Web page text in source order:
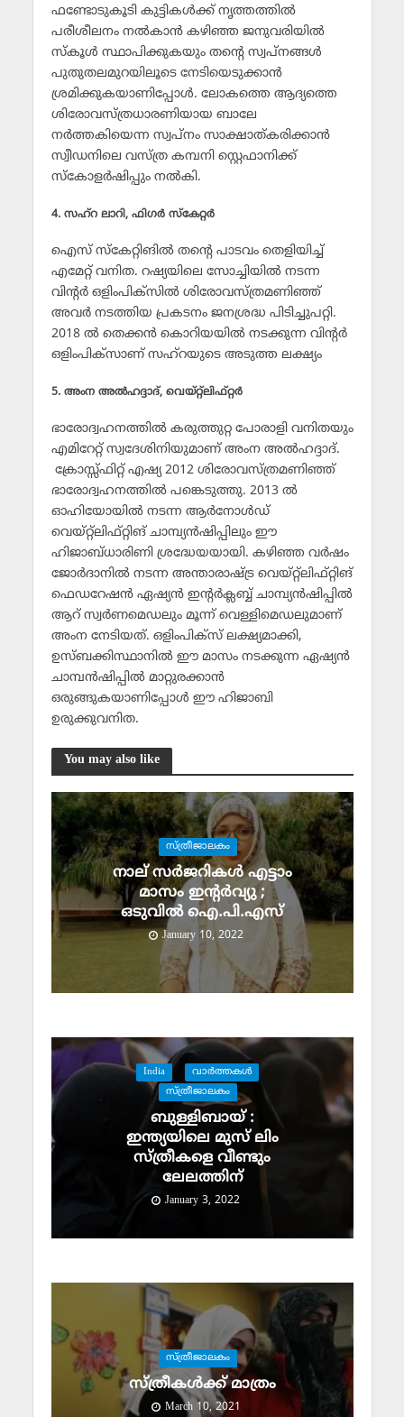
ഫണ്ടോടുകൂടി കുട്ടികള്‍ക്ക് നൃത്തത്തില്‍
പരീശീലനം നല്‍കാന്‍ കഴിഞ്ഞ ജനുവരിയില്‍
സ്‌കൂള്‍ സ്ഥാപിക്കുകയും തന്റെ സ്വപ്‌നങ്ങള്‍
പുതുതലമുറയിലൂടെ നേടിയെടുക്കാന്‍
ശ്രമിക്കുകയാണിപ്പോള്‍. ലോകത്തെ ആദ്യത്തെ
ശിരോവസ്ത്രധാരണിയായ ബാലേ
നര്‍ത്തകിയെന്ന സ്വപ്‌നം സാക്ഷാത്കരിക്കാന്‍
സ്വീഡനിലെ വസ്ത്ര കമ്പനി സ്റ്റെഫാനിക്ക്
സ്‌കോളര്‍ഷിപ്പും നല്‍കി.
4. സഹ്‌റ ലാറി, ഫിഗര്‍ സ്‌കേറ്റര്‍
ഐസ് സ്‌കേറ്റിങില്‍ തന്റെ പാടവം തെളിയിച്ച്
എമേറ്റ് വനിത. റഷ്യയിലെ സോച്ചിയില്‍ നടന്ന
വിന്റര്‍ ഒളിംപിക്‌സില്‍ ശിരോവസ്ത്രമണിഞ്ഞ്
അവര്‍ നടത്തിയ പ്രകടനം ജനശ്രദ്ധ പിടിച്ചുപറ്റി.
2018 ല്‍ തെക്കന്‍ കൊറിയയില്‍ നടക്കുന്ന വിന്റര്‍
ഒളിംപിക്‌സാണ് സഹ്‌റയുടെ അടുത്ത ലക്ഷ്യം
5. അംന അല്‍ഹദ്ദാദ്, വെയ്റ്റ്‌ലിഫ്റ്റര്‍
ഭാരോദ്വഹനത്തില്‍ കരുത്തുറ്റ പോരാളി വനിതയും
എമിറേറ്റ് സ്വദേശിനിയുമാണ് അംന അല്‍ഹദ്ദാദ്.
ക്രോസ്സ്ഫിറ്റ് എഷ്യ 2012 ശിരോവസ്ത്രമണിഞ്ഞ്
ഭാരോദ്വഹനത്തില്‍ പങ്കെടുത്തു. 2013 ല്‍
ഓഹിയോയില്‍ നടന്ന ആര്‍നോള്‍ഡ്
വെയ്റ്റ്‌ലിഫ്റ്റിങ് ചാമ്പ്യന്‍ഷിപ്പിലും ഈ
ഹിജാബ്ധാരിണി ശ്രദ്ധേയയായി. കഴിഞ്ഞ വര്‍ഷം
ജോര്‍ദാനില്‍ നടന്ന അന്താരാഷ്ട്ര വെയ്റ്റ്‌ലിഫ്റ്റിങ്
ഫെഡറേഷന്‍ ഏഷ്യന്‍ ഇന്റര്‍ക്ലബ്ബ് ചാമ്പ്യന്‍ഷിപ്പില്‍
ആറ് സ്വര്‍ണമെഡലും മൂന്ന് വെള്ളിമെഡലുമാണ്
അംന നേടിയത്. ഒളിംപിക്‌സ് ലക്ഷ്യമാക്കി,
ഉസ്ബക്കിസ്ഥാനില്‍ ഈ മാസം നടക്കുന്ന ഏഷ്യന്‍
ചാമ്പന്‍ഷിപ്പില്‍ മാറ്റുരക്കാന്‍
ഒരുങ്ങുകയാണിപ്പോള്‍ ഈ ഹിജാബി
ഉരുക്കുവനിത.
You may also like
സ്ത്രീജാലകം
നാല് സർജറികൾ എട്ടാം
മാസം ഇന്റർവ്യു ;
ഒടുവിൽ ഐ.പി.എസ്
January 10, 2022
India
വാര്‍ത്തകള്‍
സ്ത്രീജാലകം
ബുള്ളിബായ് :
ഇന്ത്യയിലെ മുസ് ലിം
സ്ത്രീകളെ വീണ്ടും
ലേലത്തിന്
January 3, 2022
സ്ത്രീജാലകം
സ്ത്രീകള്‍ക്ക് മാത്രം
March 10, 2021